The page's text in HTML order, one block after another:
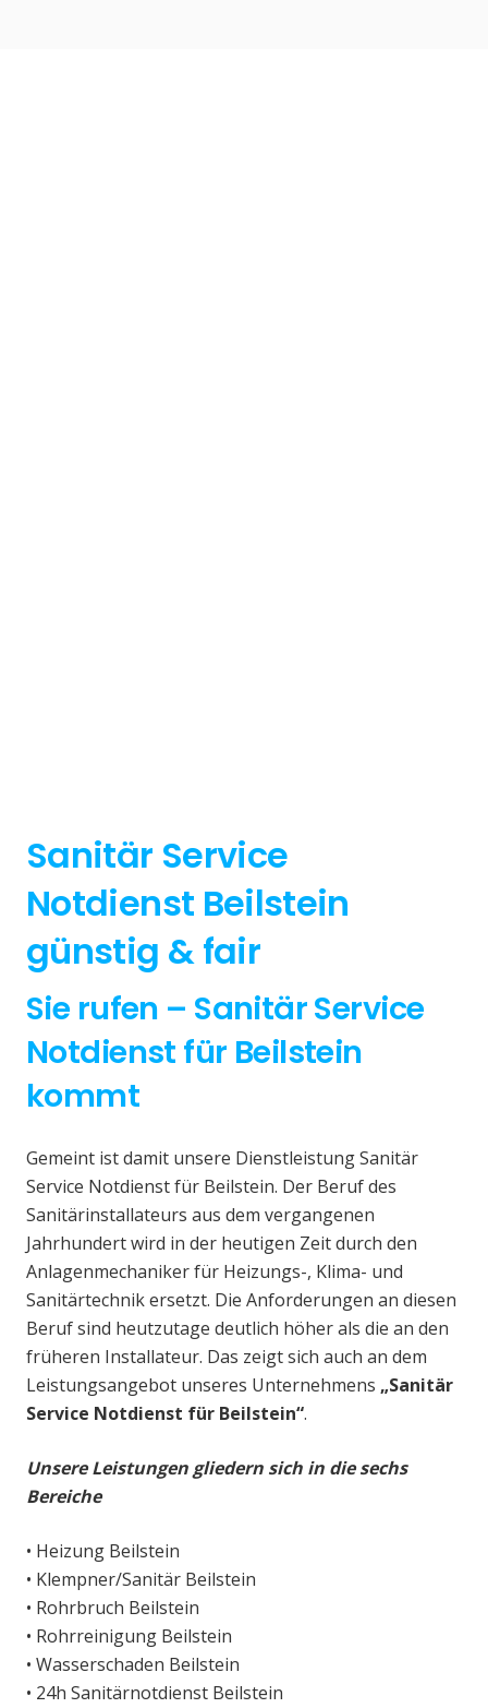
Sanitär Service
Notdienst Beilstein
günstig & fair
Sie rufen – Sanitär Service
Notdienst für Beilstein
kommt
Gemeint ist damit unsere Dienstleistung Sanitär
Service Notdienst für Beilstein. Der Beruf des
Sanitärinstallateurs aus dem vergangenen
Jahrhundert wird in der heutigen Zeit durch den
Anlagenmechaniker für Heizungs-, Klima- und
Sanitärtechnik ersetzt. Die Anforderungen an diesen
Beruf sind heutzutage deutlich höher als die an den
früheren Installateur. Das zeigt sich auch an dem
Leistungsangebot unseres Unternehmens „Sanitär
Service Notdienst für Beilstein“.
Unsere Leistungen gliedern sich in die sechs
Bereiche
• Heizung Beilstein
• Klempner/Sanitär Beilstein
• Rohrbruch Beilstein
• Rohrreinigung Beilstein
• Wasserschaden Beilstein
• 24h Sanitärnotdienst Beilstein